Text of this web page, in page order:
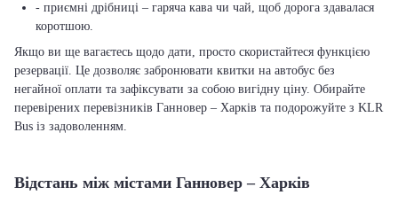
- приємні дрібниці – гаряча кава чи чай, щоб дорога здавалася
коротшою.
Якщо ви ще вагаєтесь щодо дати, просто скористайтеся функцією
резервації. Це дозволяє забронювати квитки на автобус без
негайної оплати та зафіксувати за собою вигідну ціну. Обирайте
перевірених перевізників Ганновер – Харків та подорожуйте з KLR
Bus із задоволенням.
Відстань між містами Ганновер – Харків